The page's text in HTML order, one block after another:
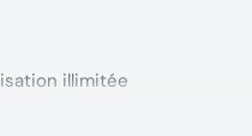
illimitée